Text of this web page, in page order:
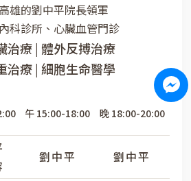
雄的劉中平院長領軍
科診所、心臟血管門診
治療 | 體外反搏治療
治療 | 細胞生命醫學
午 15:00-18:00
劉中平
晚 18:00-20:00
劉中平